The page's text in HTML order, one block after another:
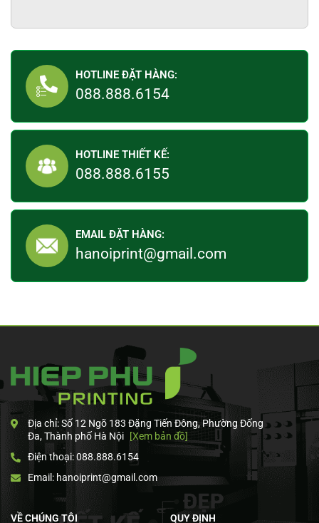
HOTLINE ĐẶT HÀNG:
088.888.6154
HOTLINE THIẾT KẾ:
088.888.6155
EMAIL ĐẶT HÀNG:
hanoiprint@gmail.com
Địa chỉ: Số 12 Ngõ 183 Đặng Tiến Đông, Phường Đống
Đa, Thành phố Hà Nội
[Xem bản đồ]
Điện thoại: 088.888.6154
Email: hanoiprint@gmail.com
VỀ CHÚNG TÔI QUY ĐỊNH